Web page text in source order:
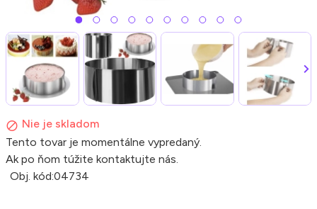
Nie je skladom
Tento tovar je momentálne vypredaný.
Ak po ňom túžite kontaktujte nás.
Obj. kód:04734